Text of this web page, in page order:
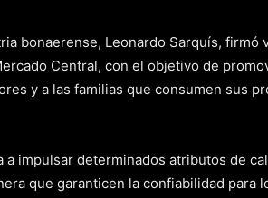
bonaerense, Leonardo Sarquís, firmó
Central, con el objetivo de
y a las familias que consumen sus
a impulsar determinados atributos de
que garanticen la confiabilidad para